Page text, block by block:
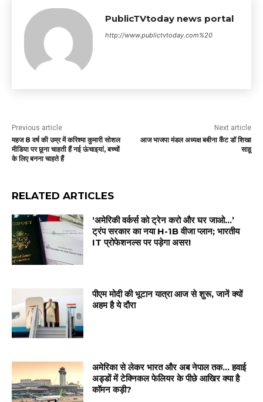
PublicTVtoday news portal
http://www.publictvtoday.com%20
Previous article
महज 8 वर्ष की उम्र में करिश्मा कुमारी सोशल
मीडिया पर छूना चाहती हैं नई ऊंचाइयां, बच्चों
के लिए बनना चाहते हैं
Next article
आज भाजपा मंडल अध्यक्ष बबीना कैंट डॉ शिखा
साहू
RELATED ARTICLES
‘अमेरिकी वर्कर्स को ट्रेन करो और घर जाओ…’
ट्रंप सरकार का नया H-1B वीजा प्लान; भारतीय
IT प्रोफेशनल्स पर पड़ेगा असर!
पीएम मोदी की भूटान यात्रा आज से शुरू, जानें क्यों
अहम है ये दौरा
अमेरिका से लेकर भारत और अब नेपाल तक… हवाई
अड्डों में टेक्निकल फेलियर के पीछे आखिर क्या है
कॉमन कड़ी?